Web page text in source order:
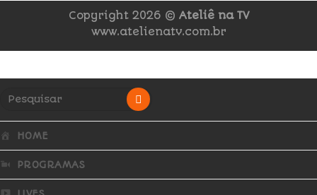
Copyright 2026 © Ateliê na TV
www.atelienatv.com.br
HOME
PROGRAMAS